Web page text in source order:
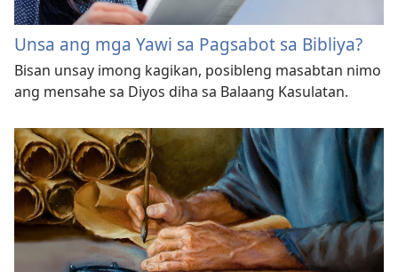
Unsa ang mga Yawi sa Pagsabot sa Bibliya?
Bisan unsay imong kagikan, posibleng masabtan nimo
ang mensahe sa Diyos diha sa Balaang Kasulatan.